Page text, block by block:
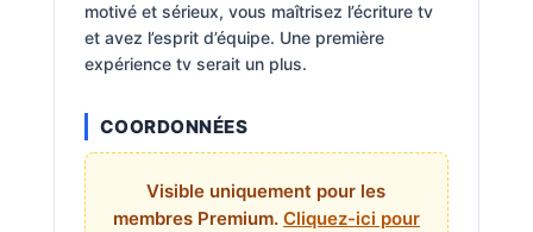
motivé et sérieux, vous maîtrisez l’écriture tv
et avez l’esprit d’équipe. Une première
expérience tv serait un plus.
COORDONNÉES
Visible uniquement pour les
membres Premium. Cliquez-ici pour